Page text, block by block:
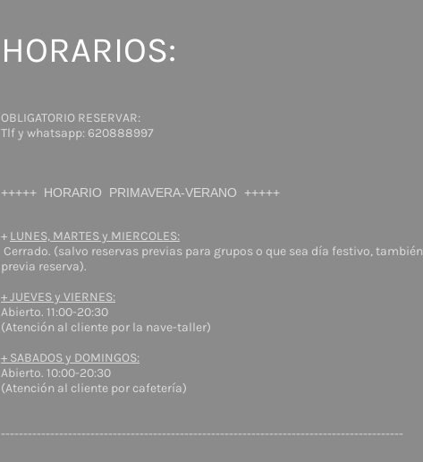
HORARIOS:
OBLIGATORIO RESERVAR:
Tlf y whatsapp: 620888997
+++++ HORARIO PRIMAVERA-VERANO +++++
+ LUNES, MARTES y MIERCOLES:
Cerrado. (salvo reservas previas para grupos o que sea día festivo, también
previa reserva).
+ JUEVES y VIERNES:
Abierto. 11:00-20:30
(Atención al cliente por la nave-taller)
+ SABADOS y DOMINGOS:
Abierto. 10:00-20:30
(Atención al cliente por cafetería)
------------------------------------------------------------------------------------------